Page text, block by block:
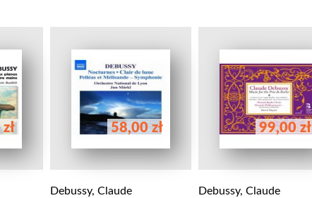
58,00 zł
Debussy, Claude
99,00 zł
Debussy, Claude